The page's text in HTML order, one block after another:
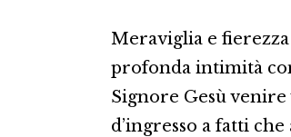
Meraviglia e
profonda intimità
Signore Gesù venire
d’ingresso a fatti